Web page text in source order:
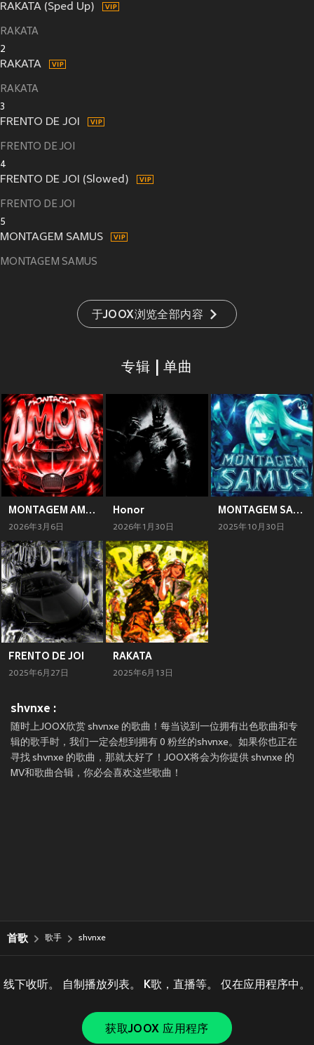
RAKATA (Sped Up)
RAKATA
2
RAKATA
RAKATA
3
FRENTO DE JOI
FRENTO DE JOI
4
FRENTO DE JOI (Slowed)
FRENTO DE JOI
5
MONTAGEM SAMUS
MONTAGEM SAMUS
于JOOX浏览全部内容
专辑 | 单曲
MONTAGEM AMOR
2026年3月6日
Honor
2026年1月30日
MONTAGEM SAMUS
2025年10月30日
FRENTO DE JOI
2025年6月27日
RAKATA
2025年6月13日
shvnxe :
随时上JOOX欣赏 shvnxe 的歌曲！每当说到一位拥有出色歌曲和专
辑的歌手时，我们一定会想到拥有 0 粉丝的shvnxe。如果你也正在
寻找 shvnxe 的歌曲，那就太好了！JOOX将会为你提供 shvnxe 的
MV和歌曲合辑，你必会喜欢这些歌曲！
首歌 歌手 shvnxe
线下收听。 自制播放列表。 K歌，直播等。 仅在应用程序中。
获取JOOX 应用程序